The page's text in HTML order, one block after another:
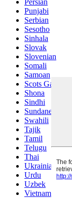
Punjabi
Serbian
Sesotho
Sinhala
Slovak
Slovenian
Somali
Samoan
Scots Gaelic
Shona
Sindhi
Sundanese
Swahili
Tajik
Tamil
Telugu
Thai
Ukrainian
Urdu
Uzbek
Vietnamese